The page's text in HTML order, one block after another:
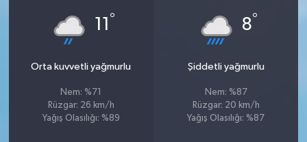
11 °
Orta kuvvetli yağmurlu
Nem: %71
Rüzgar: 26 km/h
Yağış Olasılığı: %89
8°
Şiddetli yağmurlu
Nem: %87
Rüzgar: 20 km/h
Yağış Olasılığı: %87